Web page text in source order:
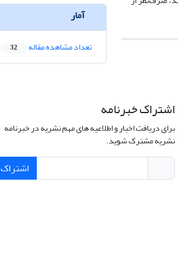
آمار
تعداد مشاهده مقاله 32
اشتراک خبرنامه
برای دریافت اخبار و اطلاعیه های مهم نشریه در خبرنامه
نشریه مشترک شوید.
اشتراک